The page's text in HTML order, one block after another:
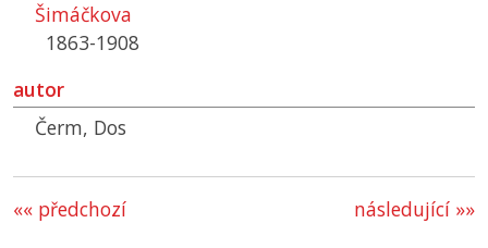
Šimáčkova
1863-1908
autor
Čerm, Dos
následující »»
«« předchozí